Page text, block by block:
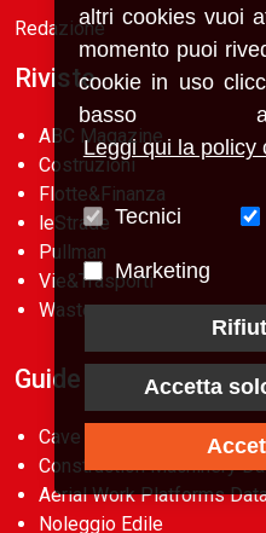
Redazione
Riviste
ABC Magazine
Costruzioni
Flotte&Finanza
leStrade
Pullman
Vie&Trasporti
Waste
Guide
Cave d’Italia
Construction Machinery
Aerial Work Platforms
Noleggio Edile
altri cookies vuoi
momento puoi
cookie in uso
basso
Leggi qui la policy
Tecnici
Marketing
Accetta